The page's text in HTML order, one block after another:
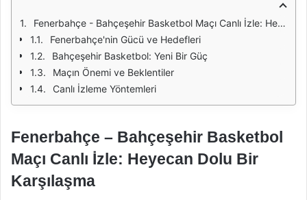
Fenerbahçe - Bahçeşehir Basketbol Maçı Canlı İzle: Heyecan Dolu Bir Karşılaşma
Fenerbahçe'nin Gücü ve Hedefleri
Bahçeşehir Basketbol: Yeni Bir Güç
Maçın Önemi ve Beklentiler
Canlı İzleme Yöntemleri
Fenerbahçe – Bahçeşehir Basketbol
Maçı Canlı İzle: Heyecan Dolu Bir
Karşılaşma